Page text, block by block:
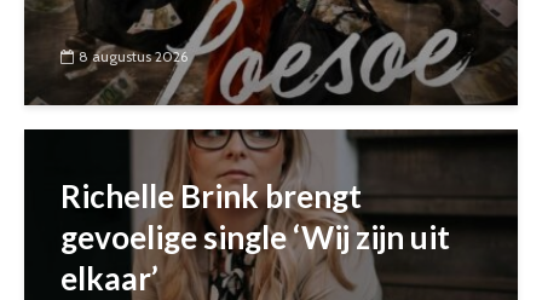
8 augustus 2026
Richelle Brink brengt
gevoelige single ‘Wij zijn uit
elkaar’